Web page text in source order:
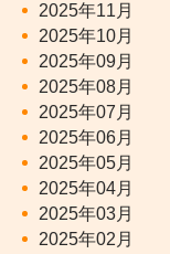
2025年11月
2025年10月
2025年09月
2025年08月
2025年07月
2025年06月
2025年05月
2025年04月
2025年03月
2025年02月